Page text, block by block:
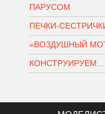
ПАРУСОМ
ПЕЧКИ-
«ВОЗДУШНЫЙ